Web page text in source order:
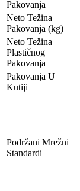
Pakovanja
Neto Težina
Pakovanja (kg)
Neto Težina
Plastičnog
Pakovanja
Pakovanja U
Kutiji
Podržani Mrežni
Standardi